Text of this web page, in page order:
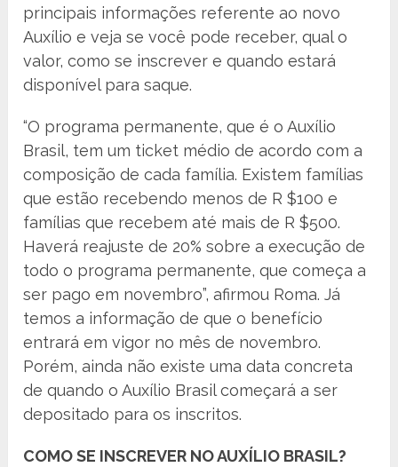
principais informações referente ao novo
Auxílio e veja se você pode receber, qual o
valor, como se inscrever e quando estará
disponível para saque.
“O programa permanente, que é o Auxílio
Brasil, tem um ticket médio de acordo com a
composição de cada família. Existem famílias
que estão recebendo menos de R $100 e
famílias que recebem até mais de R $500.
Haverá reajuste de 20% sobre a execução de
todo o programa permanente, que começa a
ser pago em novembro”, afirmou Roma. Já
temos a informação de que o benefício
entrará em vigor no mês de novembro.
Porém, ainda não existe uma data concreta
de quando o Auxílio Brasil começará a ser
depositado para os inscritos.
COMO SE INSCREVER NO AUXÍLIO BRASIL?